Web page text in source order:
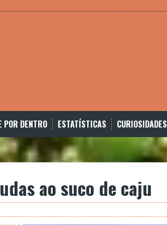
POR DENTRO ESTATÍSTICAS CURIOSIDADES
ao suco de caju